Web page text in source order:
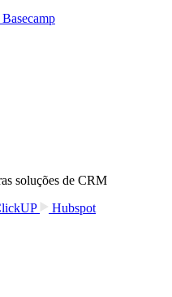
Basecamp
soluções de CRM
Hubspot